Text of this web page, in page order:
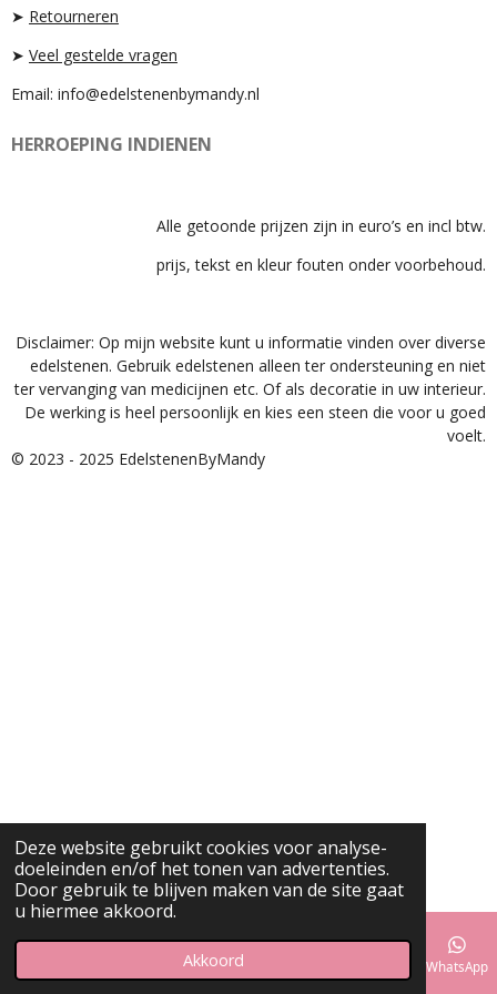
Deze website gebruikt cookies voor analyse-
doeleinden en/of het tonen van advertenties.
Door gebruik te blijven maken van de site gaat
u hiermee akkoord.
Akkoord
➤ Retourneren
➤ Veel gestelde vragen
Email: info@edelstenenbymandy.nl
HERROEPING INDIENEN
Alle getoonde prijzen zijn in euro’s en incl btw.
prijs, tekst en kleur fouten onder voorbehoud.
Disclaimer: Op mijn website kunt u informatie vinden over diverse
edelstenen. Gebruik edelstenen alleen ter ondersteuning en niet
ter vervanging van medicijnen etc. Of als decoratie in uw interieur.
De werking is heel persoonlijk en kies een steen die voor u goed
voelt.
© 2023 - 2025 EdelstenenByMandy
WhatsApp